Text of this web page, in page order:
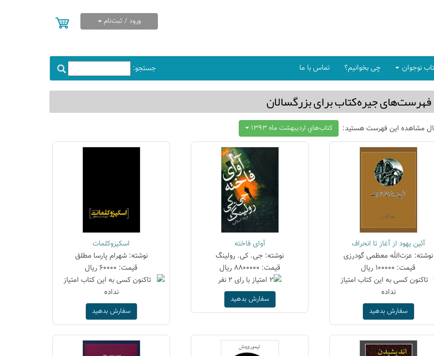
ورود / ثبت‌نام
جستجو: نوجوان چی بخوانیم؟ تماس با ما
فهرست‌های جیره‌كتاب برای بزرگسالان
مشاهده این فهرست هستید: كتاب‌هاي ارديبهشت ماه 1393
آئین یهود از آغاز تا انحراف
نوشته: عزت‌الله معظمی گودرزی
قیمت: 100000 ریال
سفارش بدهید
آوای فاخته
نوشته: جی. کی. رولینگ
قیمت: 8800000 ریال
سفارش بدهید
اسکیزوکلمات
نوشته: شهرام پارسا مطلق
قیمت: 60000 ریال
سفارش بدهید